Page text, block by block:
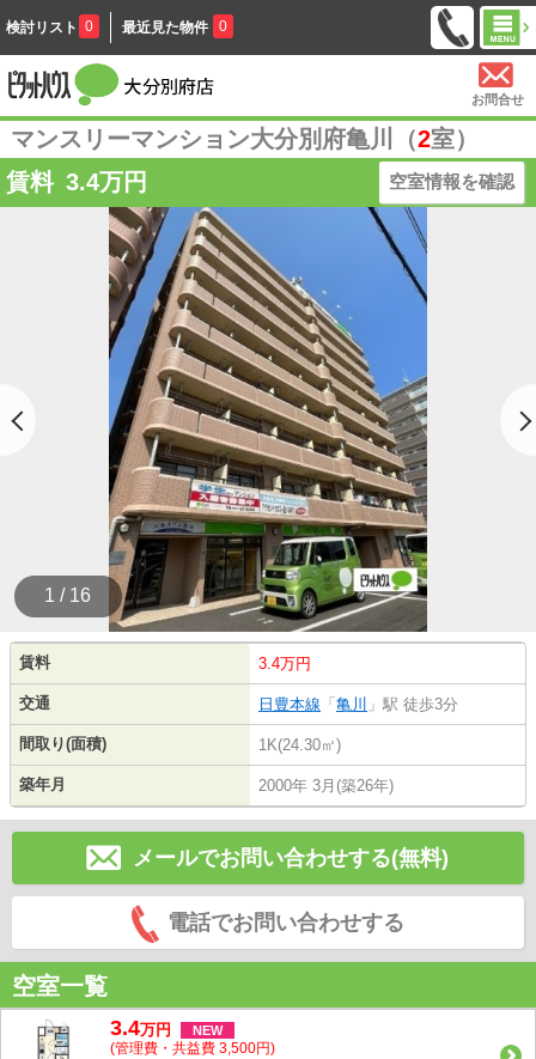
検討リスト 0 最近見た物件 0
お問合せ
マンスリーマンション大分別府亀川（2室）
賃料 3.4万円 空室情報を確認
1 / 16
賃料 3.4万円
交通 日豊本線 「 亀川 」駅 徒歩3分
間取り(面積) 1K(24.30㎡)
築年月 2000年 3月(築26年)
メールでお問い合わせする(無料)
電話でお問い合わせする
空室一覧
3.4万円 NEW
(管理費・共益費 3,500円)